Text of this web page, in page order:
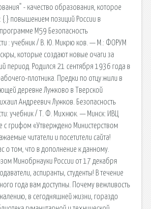
- качество образования, которое
{.} повышением позиций России в
М59 Безопасность
: учебник / В. Ю. Микрю ков. — М.: ФОРУМ
которые создают новые очаги за
период. Родился 21 сентября 1936 года в
плотника. Предки по отцу жили в
деревне Лужково в Тверской
Андреевич Лужков. Безопасность
учебник / Т. Ф. Михнюк. — Минск: ИВЦ
с грифом «Утверждено Министерством
читатели и посетители сайта!
о том, что в дополнение к данному.
Минобрнауки России от 17 декабря
аспиранты, студенты! В течение
года вам доступны. Почему вежливость
в сегодняшней жизни, гораздо